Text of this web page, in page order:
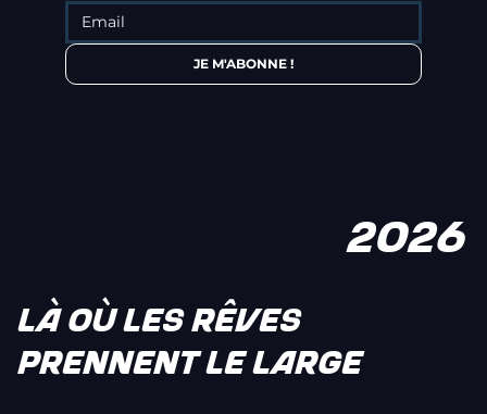
LÀ OÙ LES RÊVES
PRENNENT LE LARGE
JE M'ABONNE !
2026